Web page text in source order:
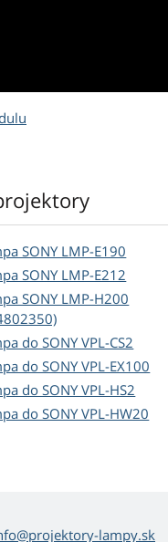
SONY LMP-E190
SONY LMP-E212
SONY LMP-H200
do SONY VPL-CS2
do SONY VPL-EX100
do SONY VPL-HS2
do SONY VPL-HW20
lampy.sk